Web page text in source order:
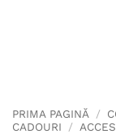
PRIMA PAGINĂ /
CADOURI
/